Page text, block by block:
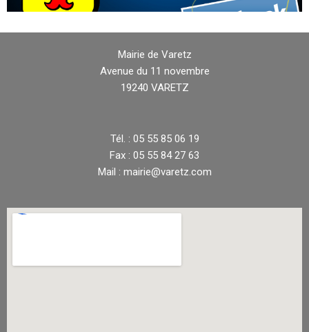
Mairie de Varetz
Avenue du 11 novembre
19240 VARETZ
Tél. : 05 55 85 06 19
Fax : 05 55 84 27 63
Mail : mairie@varetz.com